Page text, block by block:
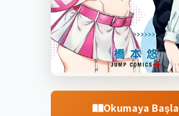
Okumaya Başla